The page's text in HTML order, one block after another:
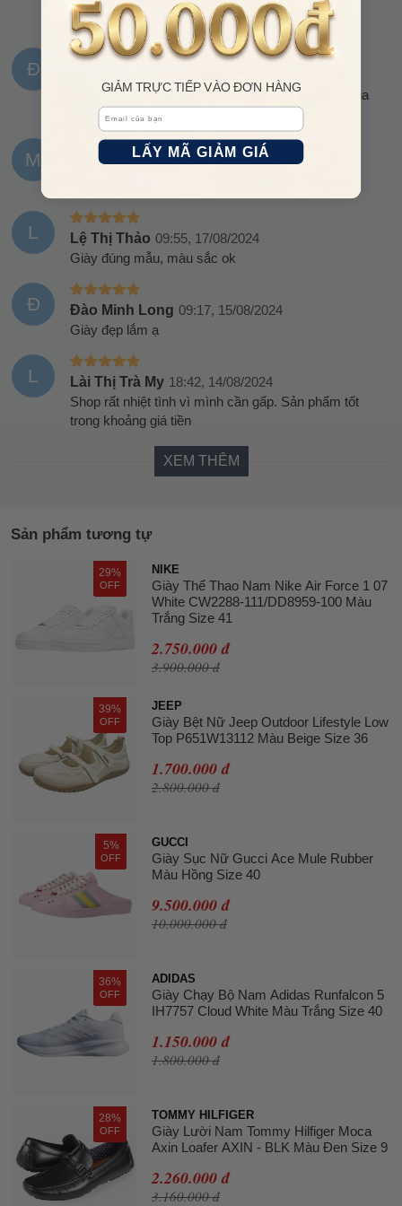
Đ
Giày đẹp, phù hợp với giá tiền, giống với mô tả của
shop
M Mai Thanh Huyền 20:21, 18/08/2024
L Lệ Thị Thảo 09:55, 17/08/2024
Giày đúng mẫu, màu sắc ok
Đ Đào Minh Long 09:17, 15/08/2024
Giày đẹp lắm ạ
L Lài Thị Trà My 18:42, 14/08/2024
Shop rất nhiệt tình vì mình cần gấp. Sản phẩm tốt
trong khoảng giá tiền
XEM THÊM
Sản phẩm tương tự
29%
OFF
NIKE
Giày Thể Thao Nam Nike Air Force 1 07
White CW2288-111/DD8959-100 Màu
Trắng Size 41
2.750.000 đ
3.900.000 đ
39%
OFF
JEEP
Giày Bệt Nữ Jeep Outdoor Lifestyle Low
Top P651W13112 Màu Beige Size 36
1.700.000 đ
2.800.000 đ
5%
OFF
GUCCI
Giày Sục Nữ Gucci Ace Mule Rubber
Màu Hồng Size 40
9.500.000 đ
10.000.000 đ
36%
OFF
ADIDAS
Giày Chạy Bộ Nam Adidas Runfalcon 5
IH7757 Cloud White Màu Trắng Size 40
1.150.000 đ
1.800.000 đ
28%
OFF
TOMMY HILFIGER
Giày Lười Nam Tommy Hilfiger Moca
Axin Loafer AXIN - BLK Màu Đen Size 9
2.260.000 đ
3.160.000 đ
GIẢM TRỰC TIẾP VÀO ĐƠN HÀNG
Email
LẤY MÃ GIẢM GIÁ